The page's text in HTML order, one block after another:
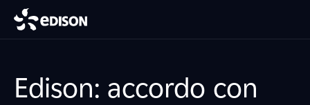
Edison: accordo con